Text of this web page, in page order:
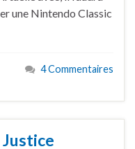
une Nintendo Classic
4 Commentaires